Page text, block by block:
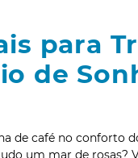
para
de
de café no conforto
um mar de rosas?